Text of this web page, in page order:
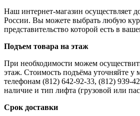
Наш интернет-магазин осуществляет
России. Вы можете выбрать любую
представительство которой есть в
Подъем товара на этаж
При необходимости можем
этаж. Стоимость подъёма уточняйте у
телефонам (812) 642-92-33, (812) 939-
наличие и тип лифта (грузовой или
Срок доставки